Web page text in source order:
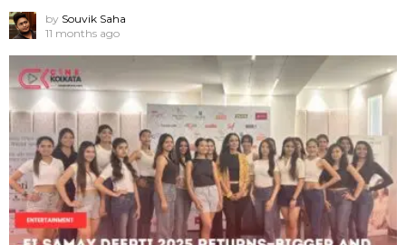
by Souvik Saha
11 months ago